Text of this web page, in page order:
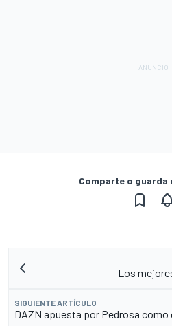
Comparte o
Los
SIGUIENTE ARTÍCULO
DAZN apuesta por Pedrosa